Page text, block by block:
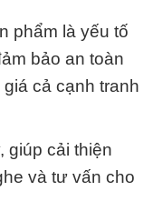
phẩm là yếu tố
bảo an toàn
cả cạnh tranh
giúp cải thiện
và tư vấn cho